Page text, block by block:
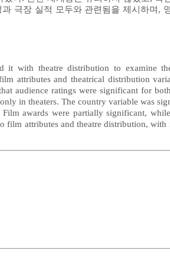
극장 실적 모두와 관련됨을 제시하며,
with theatre distribution to examine
attributes and theatrical distribution
audience ratings were significant for
in theaters. The country variable was
awards were partially significant,
film attributes and theatre distribution,